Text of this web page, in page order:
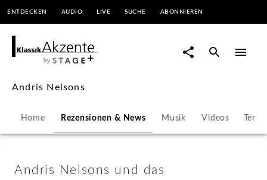
Andris
Nelsons
und
das
Gewandhausorchester
veröffentlichen
ENTDECKEN AUDIO LIVE SUCHE ABONNIEREN
Andris Nelsons
Home Rezensionen & News Musik Videos
Andris Nelsons und das